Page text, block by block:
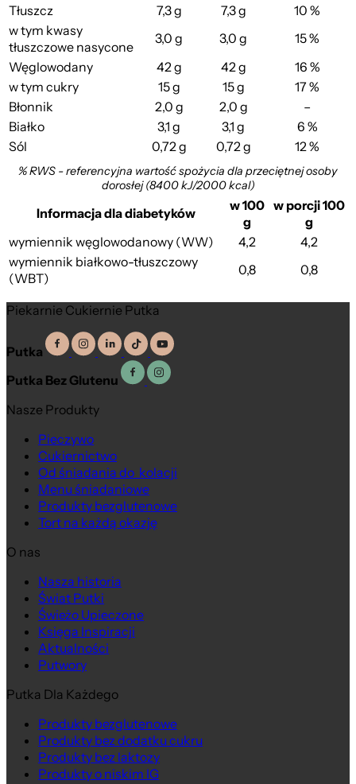
Tłuszcz 7,3 g 7,3 g
10 %
w tym kwasy
tłuszczowe nasycone
3,0 g 3,0 g
15 %
Węglowodany
42 g 42 g
16 %
w tym cukry
15 g 15 g
17 %
Błonnik
2,0 g 2,0 g
–
Białko
3,1 g 3,1 g
6 %
Sól
0,72 g 0,72 g 12 %
% RWS - referencyjna wartość spożycia dla przeciętnej osoby
dorosłej (8400 kJ/2000 kcal)
Informacja dla diabetyków
w 100
g
w porcji 100
g
wymiennik węglowodanowy (WW)
4,2
4,2
wymiennik białkowo-tłuszczowy
(WBT)
0,8 0,8
Piekarnie Cukiernie Putka
Putka
Putka Bez Glutenu
Nasze Produkty
Pieczywo
Cukiernictwo
Od śniadania do kolacji
Menu śniadaniowe
Produkty bezglutenowe
Tort na każdą okazję
O nas
Nasza historia
Świat Putki
Świeżo Upieczone
Księga Inspiracji
Aktualności
Putwory
Putka Dla Każdego
Produkty bezglutenowe
Produkty bez dodatku cukru
Produkty bez laktozy
Produkty o niskim IG